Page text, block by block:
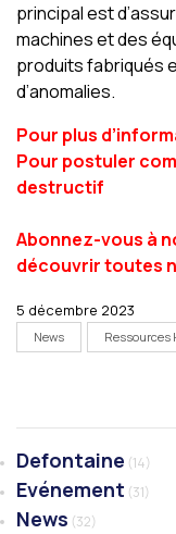
principal est
machines et des
produits fabriqués
d’anomalies.
Pour plus
Pour postuler
destructif
Abonnez-vous à
découvrir toutes
5 décembre 2023
News Ressources
Defontaine (14)
Evénement (31)
News (32)